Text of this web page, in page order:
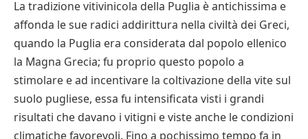
La tradizione vitivinicola della Puglia è antichissima e
affonda le sue radici addirittura nella civiltà dei Greci,
quando la Puglia era considerata dal popolo ellenico
la Magna Grecia; fu proprio questo popolo a
stimolare e ad incentivare la coltivazione della vite sul
suolo pugliese, essa fu intensificata visti i grandi
risultati che davano i vitigni e viste anche le condizioni
climatiche favorevoli. Fino a pochissimo tempo fa in